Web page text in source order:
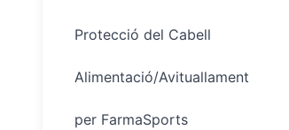
Protecció del Cabell
Alimentació/Avituallament
per FarmaSports